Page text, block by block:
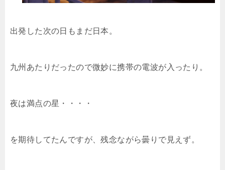
出発した次の日もまだ日本。
九州あたりだったので微妙に携帯の電波が入ったり。
夜は満点の星・・・・
を期待してたんですが、残念ながら曇りで見えず。